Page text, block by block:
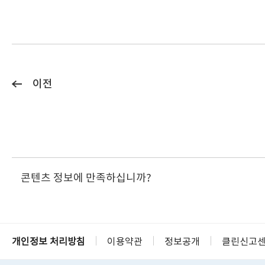
이전
콘텐츠 정보에 만족하십니까?
개인정보 처리방침 이용약관 정보공개 클린신고